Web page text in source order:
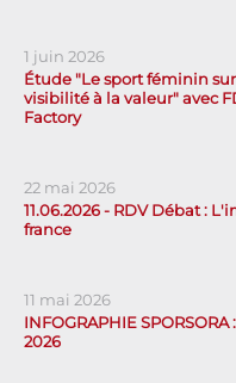
1 juin 2026
Étude "Le sport féminin
visibilité à la valeur" avec
Factory
22 mai 2026
11.06.2026 - RDV Débat :
france
11 mai 2026
INFOGRAPHIE
2026